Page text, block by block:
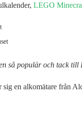
LEGO
så populär och tack
en alkomätare från